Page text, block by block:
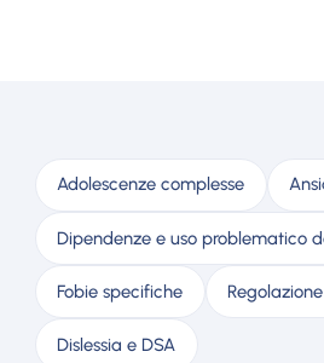
Adolescenze complesse
Dipendenze e uso problematico
Fobie specifiche
Dislessia e DSA